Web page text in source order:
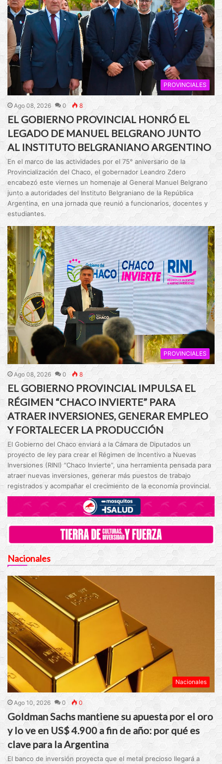
PROVINCIALES
Ago 08, 2026 0 8
EL GOBIERNO PROVINCIAL HONRÓ EL
LEGADO DE MANUEL BELGRANO JUNTO
AL INSTITUTO BELGRANIANO ARGENTINO
En el marco de las actividades por el 75° aniversario de la
Provincialización del Chaco, el gobernador Leandro Zdero
encabezó este viernes un homenaje al General Manuel Belgrano
junto a autoridades del Instituto Belgraniano de la República
Argentina, en una jornada que reunió a funcionarios, docentes y
estudiantes.
PROVINCIALES
Ago 08, 2026 0 8
EL GOBIERNO PROVINCIAL IMPULSA EL
RÉGIMEN “CHACO INVIERTE” PARA
ATRAER INVERSIONES, GENERAR EMPLEO
Y FORTALECER LA PRODUCCIÓN
El Gobierno del Chaco enviará a la Cámara de Diputados un
proyecto de ley para crear el Régimen de Incentivo a Nuevas
Inversiones (RINI) “Chaco Invierte”, una herramienta pensada para
atraer nuevas inversiones, generar más puestos de trabajo
registrados y acompañar el crecimiento de la economía provincial.
Nacionales
Nacionales
Ago 10, 2026 0 0
Goldman Sachs mantiene su apuesta por el oro
y lo ve en US$ 4.900 a fin de año: por qué es
clave para la Argentina
El banco de inversión proyecta que el metal precioso llegará a